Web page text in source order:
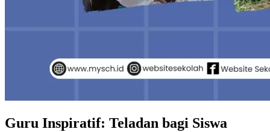
Guru Inspiratif: Teladan bagi Siswa